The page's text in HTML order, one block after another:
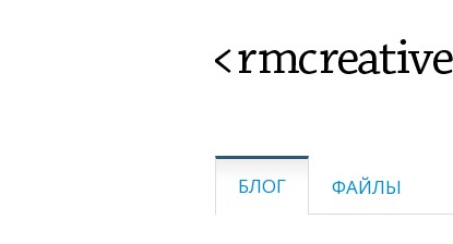
<rmcreative>
БЛОГ ФАЙЛЫ